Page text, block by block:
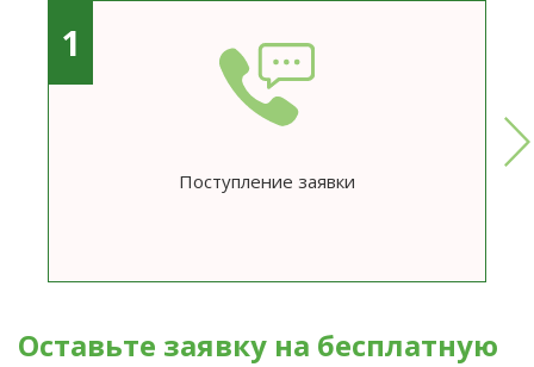
1
Поступление заявки
Оставьте заявку на бесплатную